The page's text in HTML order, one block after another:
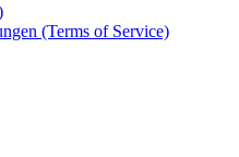
(Terms of Service)